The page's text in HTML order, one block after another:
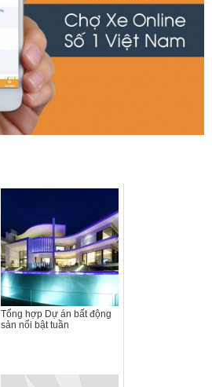
Tổng hợp Dự án bất động
sản nổi bật tuần